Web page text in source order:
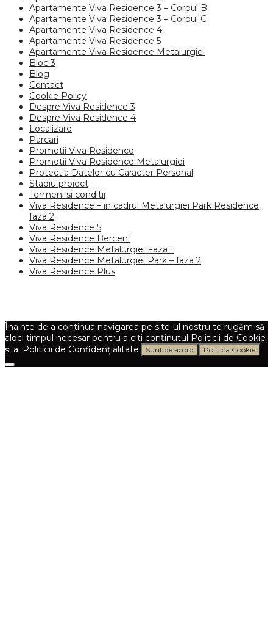
Apartamente Viva Residence 3 – Corpul B
Apartamente Viva Residence 3 – Corpul C
Apartamente Viva Residence 4
Apartamente Viva Residence 5
Apartamente Viva Residence Metalurgiei
Bloc 3
Blog
Contact
Cookie Policy
Despre Viva Residence 3
Despre Viva Residence 4
Localizare
Parcari
Promotii Viva Residence
Promotii Viva Residence Metalurgiei
Protectia Datelor cu Caracter Personal
Stadiu proiect
Termeni si conditii
Viva Residence – in cadrul Metalurgiei Park Residence
faza 2
Viva Residence 5
Viva Residence Berceni
Viva Residence Metalurgiei Faza 1
Viva Residence Metalurgiei Park – faza 2
Viva Residence Plus
Înainte de a continua navigarea pe site-ul nostru te rugăm să
aloci timpul necesar pentru a citi conținutul Politicii de Cookie
și al Politicii de Confidențialitate.
Sunt de acord Politica Cookie